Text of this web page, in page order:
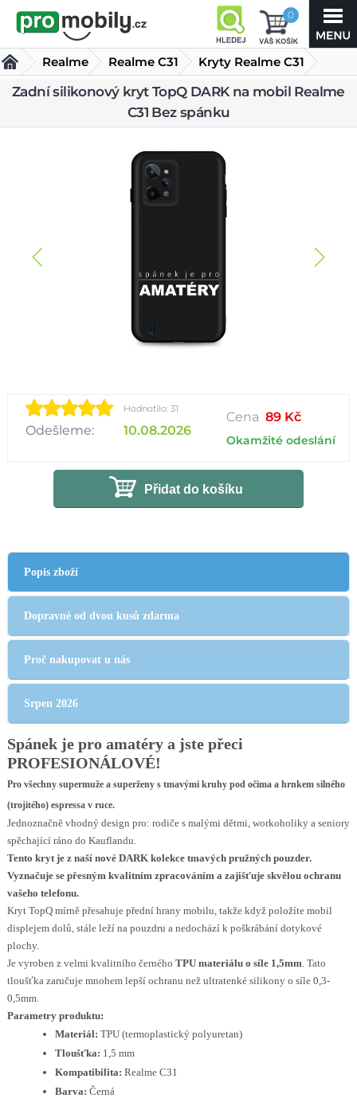
0
Realme Realme C31 Kryty Realme C31
Zadní silikonový kryt TopQ DARK na mobil Realme C31
Bez spánku
Zadní silikonový kryt TopQ DARK na mobil Realme
C31 Bez spánku
Hodnotilo: 31
Odešleme: 10.08.2026
Cena 89 Kč
Okamžité odeslání
Přidat do košíku
Popis zboží
Dopravné od dvou kusů zdarma
Proč nakupovat u nás
Srpen 2026
Spánek je pro amatéry a jste přeci
PROFESIONÁLOVÉ!
Pro všechny supermuže a superženy s tmavými kruhy pod očima a hrnkem silného
(trojitého) espressa v ruce.
Jednoznačně vhodný design pro: rodiče s malými dětmi, workoholiky a seniory
spěchající ráno do Kauflandu.
Tento kryt je z naší nové DARK kolekce tmavých pružných pouzder.
Vyznačuje se přesným kvalitním zpracováním a zajišťuje skvělou ochranu
vašeho telefonu.
Kryt TopQ mírně přesahuje přední hrany mobilu, takže když položíte mobil
displejem dolů, stále leží na pouzdru a nedochází k poškrábání dotykové
plochy.
Je vyroben z velmi kvalitního černého TPU materiálu o síle 1,5mm. Tato
tloušťka zaručuje mnohem lepší ochranu než ultratenké silikony o síle 0,3-
0,5mm.
Parametry produktu:
Materiál: TPU (termoplastický polyuretan)
Tloušťka: 1,5 mm
Kompatibilita: Realme C31
Barva: Černá